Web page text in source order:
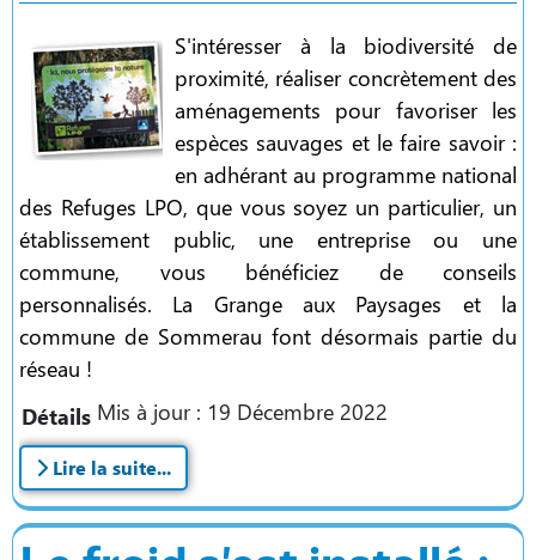
S'intéresser à la biodiversité de
proximité, réaliser concrètement des
aménagements pour favoriser les
espèces sauvages et le faire savoir :
en adhérant au programme national
des Refuges LPO, que vous soyez un particulier, un
établissement public, une entreprise ou une
commune, vous bénéficiez de conseils
personnalisés. La Grange aux Paysages et la
commune de Sommerau font désormais partie du
réseau !
Détails Mis à jour : 19 Décembre 2022
Lire la suite...